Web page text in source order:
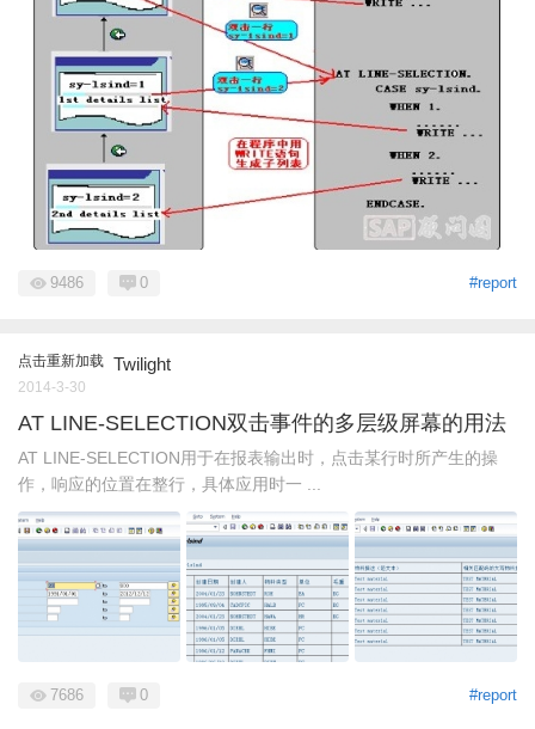
#report
9486 0
点击重新加载 Twilight
2014-3-30
AT LINE-SELECTION双击事件的多层级屏幕的用法
AT LINE-SELECTION用于在报表输出时，点击某行时所产生的操
作，响应的位置在整行，具体应用时一 ...
#report
7686 0